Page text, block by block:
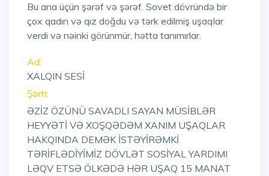
Bu ana üçün şərəf və şərəf. Sovet dövründə bir
çox qadın və qız doğdu və tərk edilmiş uşaqlar
verdi və nəinki görünmür, hətta tanımırlar.
Ad:
XALQIN SESİ
Şərh:
ƏZİZ ÖZÜNÜ SAVADLI SAYAN MÜSİBLƏR
HEYYƏTİ VƏ XOŞQƏDƏM XANIM UŞAQLAR
HAKQINDA DEMƏK İSTƏYİRƏMKİ
TƏRİFLƏDİYİMİZ DÖVLƏT SOSİYAL YARDIMI
LƏQV ETSƏ ÖLKƏDƏ HƏR UŞAQ 15 MANAT